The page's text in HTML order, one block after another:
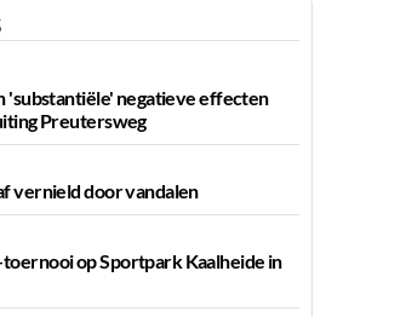
'substantiële' negatieve effecten
Preutersweg
vernield door vandalen
op Sportpark Kaalheide in